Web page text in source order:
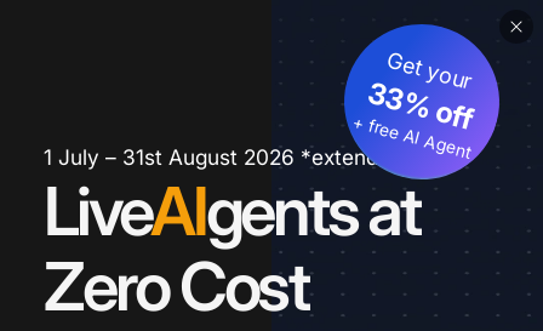
1 July – 31st August 2026 *extended
LiveAIgents at
Zero Cost
Get your
33% off
+ free AI Agent